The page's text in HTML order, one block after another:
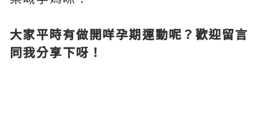
大家平時有做開咩孕期運動呢？歡迎留言
同我分享下呀！